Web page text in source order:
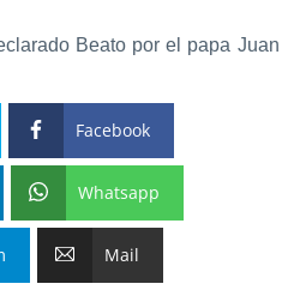
Beato por el papa Juan
Facebook
Whatsapp
Mail